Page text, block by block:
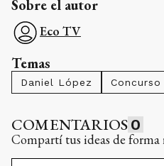
Sobre el autor
Eco TV
Temas
Daniel López Concurso
COMENTARIOS 0
Compartí tus ideas de forma